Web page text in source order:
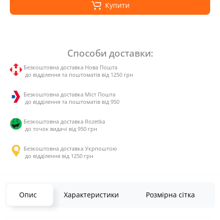
Купити
Способи доставки:
Безкоштовна доставка Нова Пошта
до відділення та поштоматів від 1250 грн
Безкоштовна доставка Міст Пошта
до відділення та поштоматів від 950
Безкоштовна доставка Rozetka
до точок видачі від 950 грн
Безкоштовна доставка Укрпоштою
до відділення від 1250 грн
Опис Характеристики Розмірна сітка